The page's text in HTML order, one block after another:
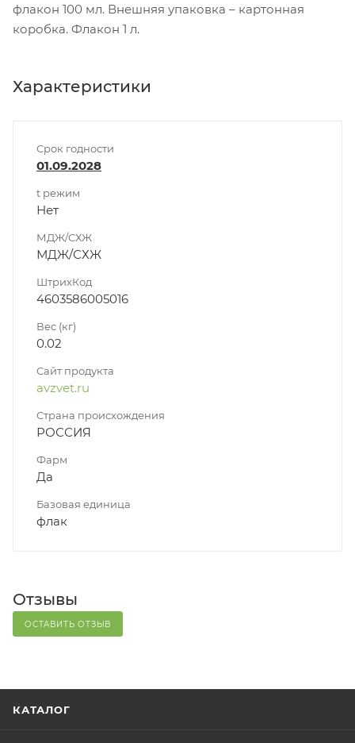
флакон 100 мл. Внешняя упаковка – картонная
коробка. Флакон 1 л.
Характеристики
Срок годности
01.09.2028
t режим
Нет
МДЖ/СХЖ
МДЖ/СХЖ
ШтрихКод
4603586005016
Вес (кг)
0.02
Сайт продукта
avzvet.ru
Страна происхождения
РОССИЯ
Фарм
Да
Базовая единица
флак
Отзывы
ОСТАВИТЬ ОТЗЫВ
КАТАЛОГ